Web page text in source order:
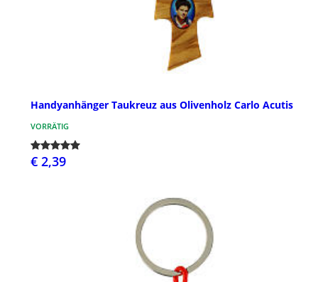
Handyanhänger Taukreuz aus Olivenholz Carlo Acutis
VORRÄTIG
€ 2,39